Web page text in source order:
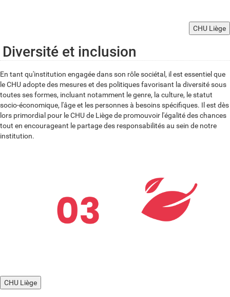
CHU Liège
Diversité et inclusion
En tant qu'institution engagée dans son rôle sociétal, il est essentiel que
le CHU adopte des mesures et des politiques favorisant la diversité sous
toutes ses formes, incluant notamment le genre, la culture, le statut
socio-économique, l'âge et les personnes à besoins spécifiques. Il est dès
lors primordial pour le CHU de Liège de promouvoir l'égalité des chances
tout en encourageant le partage des responsabilités au sein de notre
institution.
CHU Liège